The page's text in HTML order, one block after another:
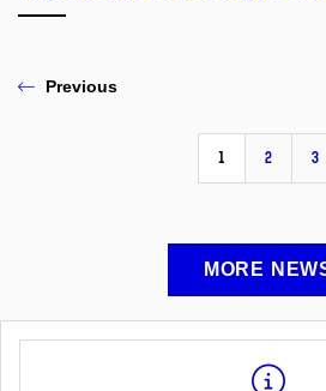
Previous
1 2 3
MORE